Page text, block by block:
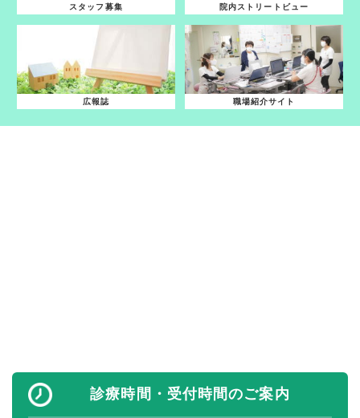
スタッフ募集 院内ストリートビュー
広報誌 職場紹介サイト
診療時間・受付時間のご案内